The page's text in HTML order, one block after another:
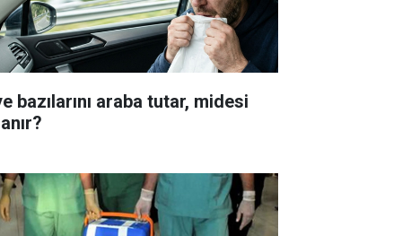
bazılarını araba tutar, midesi